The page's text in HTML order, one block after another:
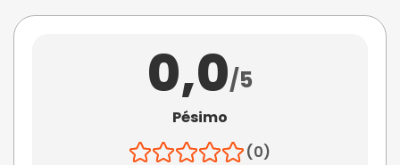
0,0/5
Pésimo
(0)